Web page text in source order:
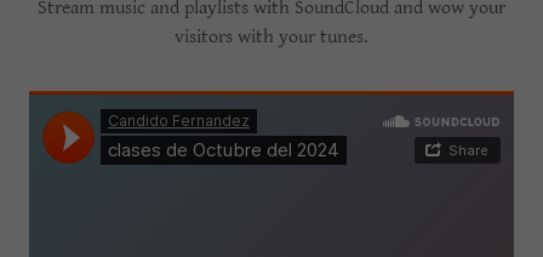
Stream music and playlists with SoundCloud and wow your
visitors with your tunes.